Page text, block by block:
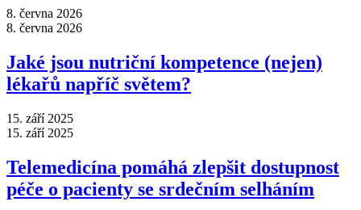
8. června 2026
8. června 2026
Jaké jsou nutriční kompetence (nejen)
lékařů napříč světem?
15. září 2025
15. září 2025
Telemedicína pomáhá zlepšit dostupnost
péče o pacienty se srdečním selháním